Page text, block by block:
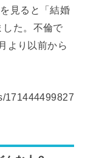
見ると「結婚
た。不倫で
より以前から
171444499827